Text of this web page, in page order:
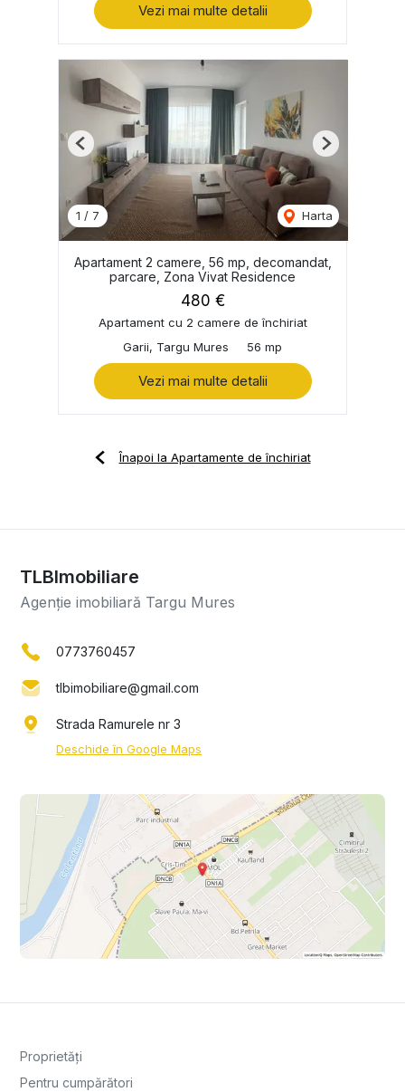
Vezi mai multe detalii
1 / 7 Harta
Previous Next
Apartament 2 camere, 56 mp, decomandat,
parcare, Zona Vivat Residence
480 €
Apartament cu 2 camere de închiriat
Garii, Targu Mures
56 mp
Vezi mai multe detalii
Înapoi la Apartamente de închiriat
TLBImobiliare
Agenție imobiliară Targu Mures
0773760457
tlbimobiliare@gmail.com
Strada Ramurele nr 3
Deschide în Google Maps
Proprietăți
Pentru cumpărători